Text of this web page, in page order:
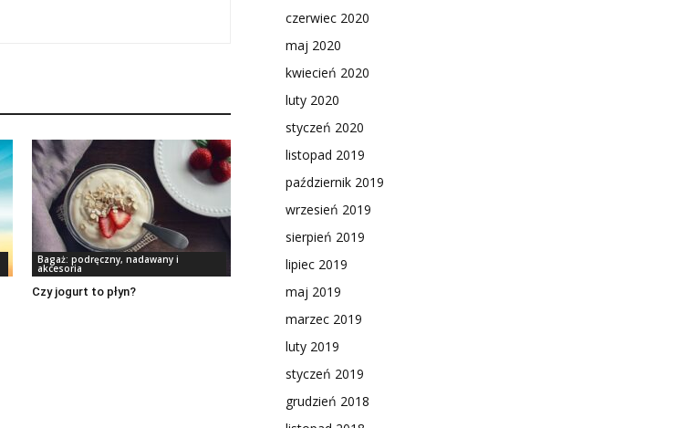
Bagaż: podręczny, nadawany i
akcesoria
Czy jogurt to płyn?
czerwiec 2020
maj 2020
kwiecień 2020
luty 2020
styczeń 2020
listopad 2019
październik 2019
wrzesień 2019
sierpień 2019
lipiec 2019
maj 2019
marzec 2019
luty 2019
styczeń 2019
grudzień 2018